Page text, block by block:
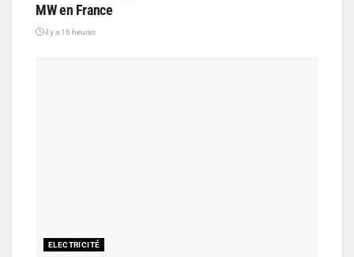
MW en France
il y a 16 heures
ELECTRICITÉ